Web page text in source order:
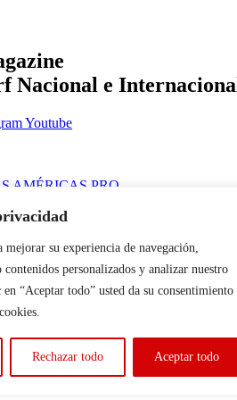
mejorar su experiencia de navegación,
personalizados y analizar nuestro
“Aceptar todo” usted da su consentimiento
Rechazar todo Aceptar todo
Nacional e
Youtube
AMÉRICAS PRO
2024
PODCAST